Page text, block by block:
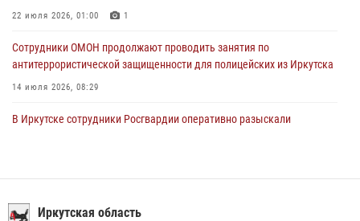
22 июля 2026, 01:00 1
Сотрудники ОМОН продолжают проводить занятия по
антитеррористической защищенности для полицейских из Иркутска
14 июля 2026, 08:29
В Иркутске сотрудники Росгвардии оперативно разыскали
преступной группы, организовавшей бизнес по оказанию интим-
Иркутская область